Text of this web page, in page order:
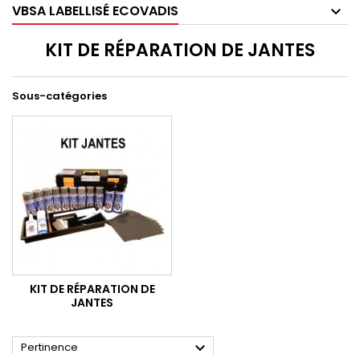
VBSA LABELLISÉ ECOVADIS
KIT DE RÉPARATION DE JANTES
Sous-catégories
KIT DE RÉPARATION DE
JANTES
Pertinence 